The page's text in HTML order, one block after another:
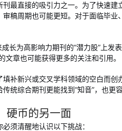
刊最直接的吸引力之一。为了快速
稿周期也可能更短。对于面临毕
长为高影响力期刊的“潜力股”上发
章也可能获得更多的关注和引用。
填补新兴或交叉学科领域的空白而
统综合期刊更能找到“知音”，也更容
硬币的另一面
须清醒地认识以下挑战：